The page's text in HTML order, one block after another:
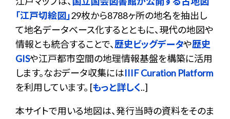
「江戸切絵図」29枚から8788ヶ所の地名を抽出し
て地名データベース化するとともに、現代の地図や
情報とも統合することで、歴史ビッグデータや歴史
GISや江戸都市空間の地理情報基盤を構築に活用
します。なおデータ収集にはIIIF Curation Platform
を利用しています。 [もっと詳しく..]
本サイトで用いる地図は、発行当時の資料をそのま